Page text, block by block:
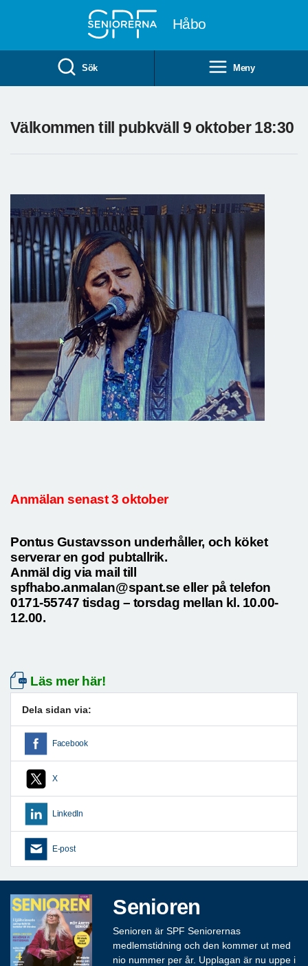
Håbo
Sök Meny
Välkommen till pubkväll 9 oktober 18:30
Anmälan senast 3 oktober
Pontus Gustavsson underhåller, och köket
serverar en god pubtallrik.
Anmäl dig via mail till
spfhabo.anmalan@spant.se eller på telefon
0171-55747 tisdag – torsdag mellan kl. 10.00-
12.00.
Läs mer här!
Dela sidan via:
Facebook
X
LinkedIn
E-post
Senioren
Senioren är SPF Seniorernas
medlemstidning och den kommer ut med
nio nummer per år. Upplagan är nu uppe i